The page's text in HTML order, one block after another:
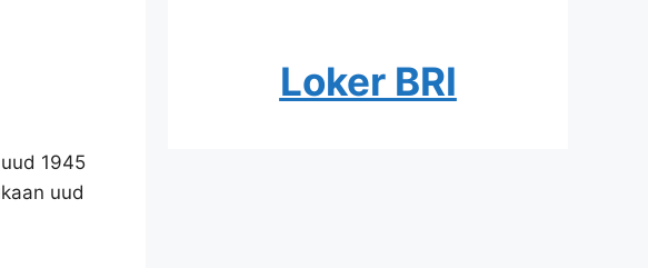
1945
uud
Loker BRI